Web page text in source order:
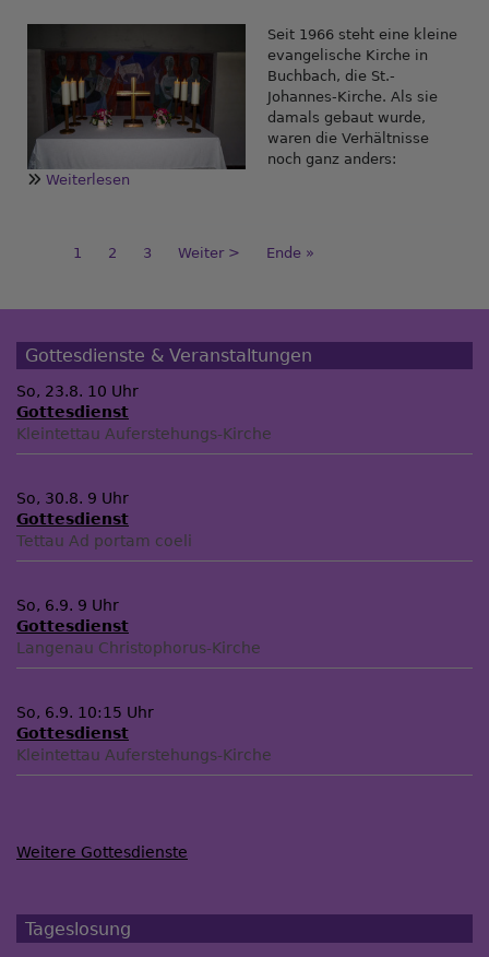
Seit 1966 steht eine kleine
evangelische Kirche in
Buchbach, die St.-
Johannes-Kirche. Als sie
damals gebaut wurde,
waren die Verhältnisse
noch ganz anders:
Weiterlesen
der
Kirche
in
Buchbach
Seitennummerierung
Aktuelle
1 Seite
2 Seite
3
Nächste
Weiter >
Last
Ende »
Gottesdienste & Veranstaltungen
So, 23.8. 10 Uhr
Gottesdienst
Kleintettau Auferstehungs-Kirche
So, 30.8. 9 Uhr
Gottesdienst
Tettau Ad portam coeli
So, 6.9. 9 Uhr
Gottesdienst
Langenau Christophorus-Kirche
So, 6.9. 10:15 Uhr
Gottesdienst
Kleintettau Auferstehungs-Kirche
Weitere Gottesdienste
Tageslosung